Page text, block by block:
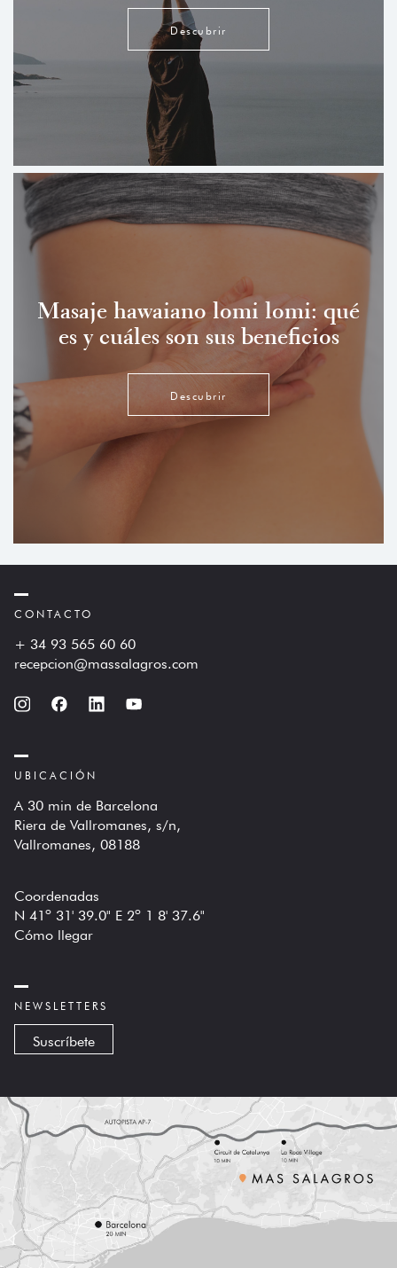
Descubrir
Masaje hawaiano lomi lomi: qué
es y cuáles son sus beneficios
Descubrir
CONTACTO
+ 34 93 565 60 60
recepcion@massalagros.com
UBICACIÓN
A 30 min de Barcelona
Riera de Vallromanes, s/n,
Vallromanes, 08188
Coordenadas
N 41º 31' 39.0" E 2º 1 8' 37.6"
Cómo llegar
NEWSLETTERS
Suscríbete